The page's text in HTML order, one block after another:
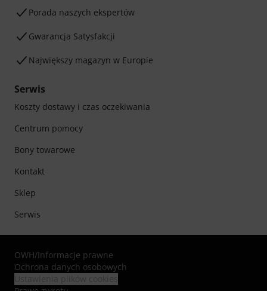
Porada naszych ekspertów
Gwarancja Satysfakcji
Największy magazyn w Europie
Serwis
Koszty dostawy i czas oczekiwania
Centrum pomocy
Bony towarowe
Kontakt
Sklep
Serwis
OWH/Informacje prawne
Ochrona danych osobowych